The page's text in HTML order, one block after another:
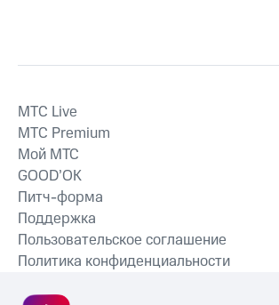
MTС Live
MTС Premium
Мой МТС
GOOD’OK
Питч-форма
Поддержка
Пользовательское соглашение
Политика конфиденциальности